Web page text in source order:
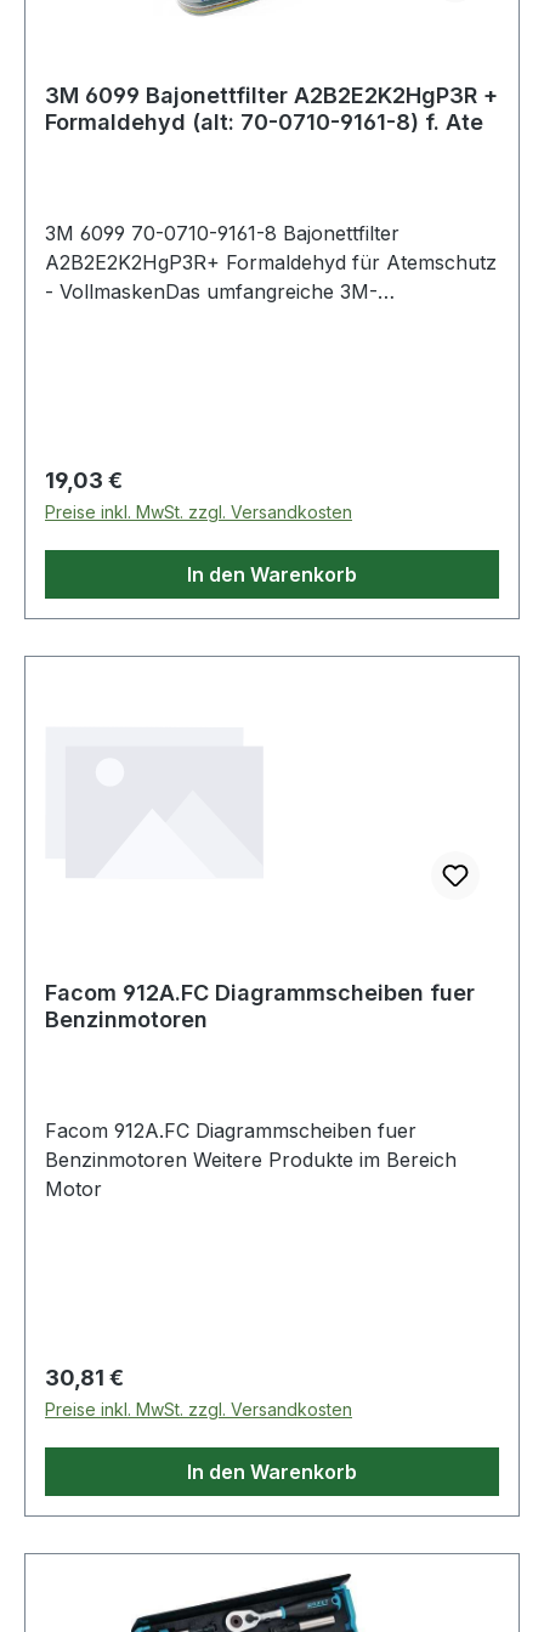
3M 6099 Bajonettfilter A2B2E2K2HgP3R +
Formaldehyd (alt: 70-0710-9161-8) f. Ate
3M 6099 70-0710-9161-8 Bajonettfilter
A2B2E2K2HgP3R+ Formaldehyd für Atemschutz
- VollmaskenDas umfangreiche 3M-
14387:2004+A1:2008Material: Kraton, Gummi,
Silikon, Polystyrol, Aktivkohle Weitere Produkte
im Bereich für Atemschutz-Vollmasken - 9066A
Regulärer Preis:
19,03 €
Preise inkl. MwSt. zzgl. Versandkosten
In den Warenkorb
Facom 912A.FC Diagrammscheiben fuer
Benzinmotoren
Facom 912A.FC Diagrammscheiben fuer
Benzinmotoren Weitere Produkte im Bereich
Motor
Regulärer Preis:
30,81 €
Preise inkl. MwSt. zzgl. Versandkosten
In den Warenkorb